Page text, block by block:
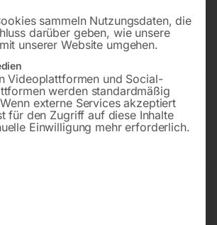
(Österreich): €10,00
Die Versandkosten gelten für Österreich.
abweichen.
In den Warenkorb
sammeln Nutzungsdaten, die
darüber geben, wie unsere
unserer Website umgehen.
Videoplattformen und Social-
werden standardmäßig
externe Services akzeptiert
für den Zugriff auf diese Inhalte
Einwilligung mehr erforderlich.